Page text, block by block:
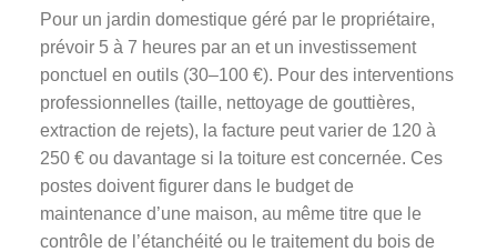
Pour un jardin domestique géré par le propriétaire,
prévoir 5 à 7 heures par an et un investissement
ponctuel en outils (30–100 €). Pour des interventions
professionnelles (taille, nettoyage de gouttières,
extraction de rejets), la facture peut varier de 120 à
250 € ou davantage si la toiture est concernée. Ces
postes doivent figurer dans le budget de
maintenance d’une maison, au même titre que le
contrôle de l’étanchéité ou le traitement du bois de